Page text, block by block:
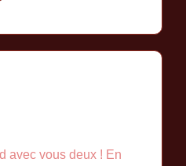
avec vous deux ! En